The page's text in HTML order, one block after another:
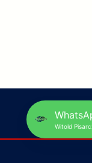
Witold